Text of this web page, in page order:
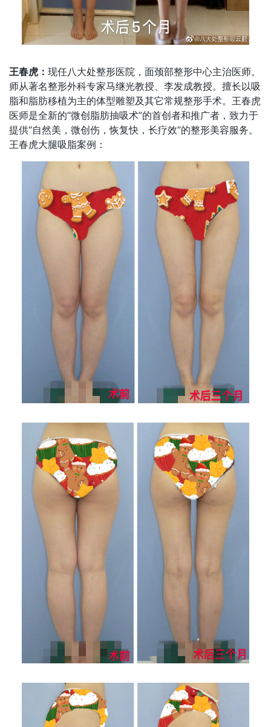
王春虎： 现任八大处整形医院，面颈部整形中心主治医师。
师从著名整形外科专家马继光教授、李发成教授。擅长以吸
脂和脂肪移植为主的体型雕塑及其它常规整形手术。王春虎
医师是全新的“微创脂肪抽吸术”的首创者和推广者，致力于
提供“自然美，微创伤，恢复快，长疗效”的整形美容服务。
王春虎大腿吸脂案例：